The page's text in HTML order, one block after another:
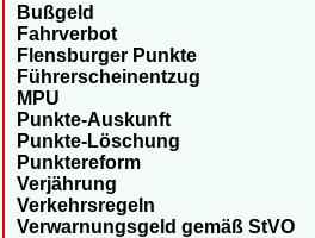
Bußgeld
Fahrverbot
Flensburger Punkte
Führerscheinentzug
MPU
Punkte-Auskunft
Punkte-Löschung
Punktereform
Verjährung
Verkehrsregeln
Verwarnungsgeld gemäß StVO